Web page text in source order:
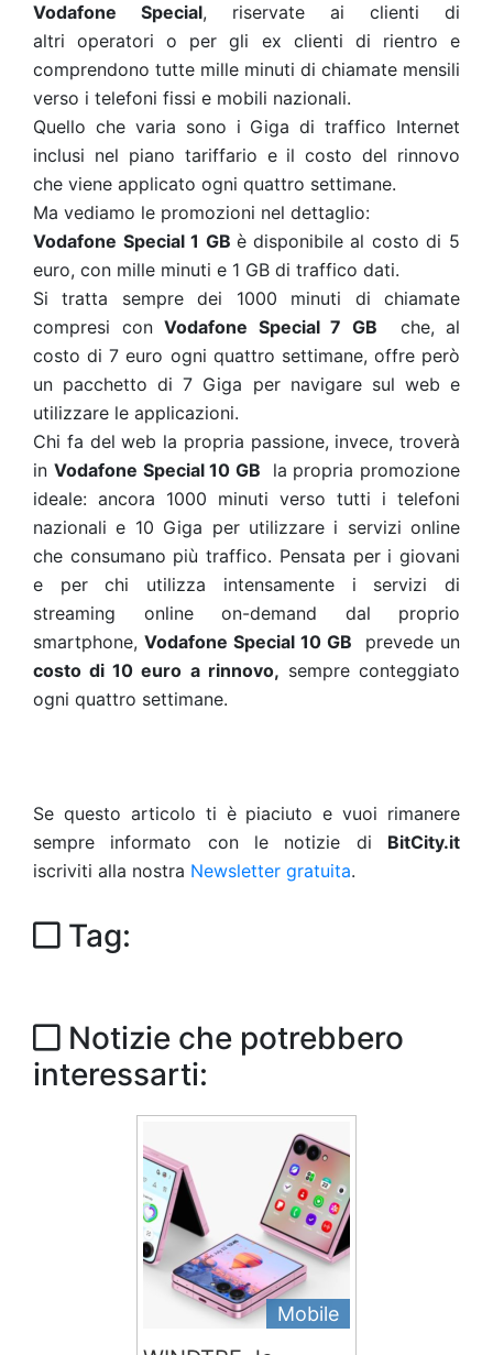
Vodafone Special, riservate ai clienti di
altri operatori o per gli ex clienti di rientro e
comprendono tutte mille minuti di chiamate mensili
verso i telefoni fissi e mobili nazionali.
Quello che varia sono i Giga di traffico Internet
inclusi nel piano tariffario e il costo del rinnovo
che viene applicato ogni quattro settimane.
Ma vediamo le promozioni nel dettaglio:
Vodafone Special 1 GBè disponibile al costo di 5
euro, con mille minuti e 1 GB di traffico dati.
Si tratta sempre dei 1000 minuti di chiamate
compresi con Vodafone Special 7 GB che, al
costo di 7 euro ogni quattro settimane, offre però
un pacchetto di 7 Giga per navigare sul web e
utilizzare le applicazioni.
Chi fa del web la propria passione, invece, troverà
in Vodafone Special 10 GB
la propria promozione
ideale: ancora 1000 minuti verso tutti i telefoni
nazionali e 10 Giga per utilizzare i servizi online
che consumano più traffico. Pensata per i giovani
e per chi utilizza intensamente i servizi di
streaming online on-demand dal proprio
smartphone, Vodafone Special 10 GB prevede un
costo di 10 euro a rinnovo, sempre conteggiato
ogni quattro settimane.
Se questo articolo ti è piaciuto e vuoi rimanere
sempre informato con le notizie di BitCity.it
iscriviti alla nostra Newsletter gratuita.
Tag:
Notizie che potrebbero
interessarti:
Mobile